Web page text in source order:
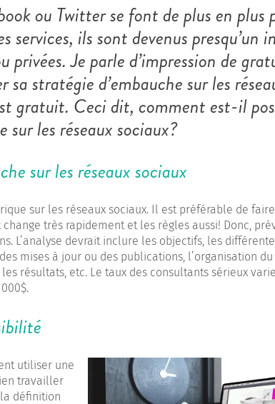
ou Twitter se font de plus en plus
services, ils sont devenus presqu’un
Je parle d’impression de
stratégie d’embauche sur les
gratuit. Ceci dit, comment est-il
les réseaux sociaux?
sur les réseaux sociaux
sur les réseaux sociaux. Il est préférable de
très rapidement et les règles aussi! Donc,
L’analyse devrait inclure les objectifs, les
mises à jour ou des publications, l’organisation
résultats, etc. Le taux des consultants sérieux
utiliser une
travailler
définition